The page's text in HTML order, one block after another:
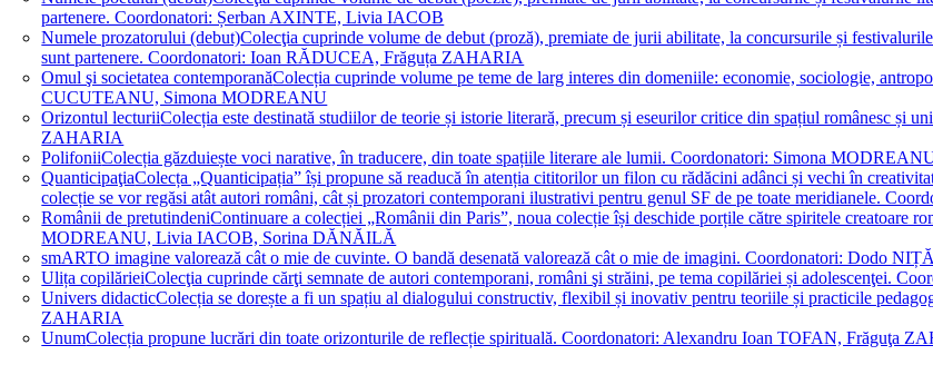
partenere. Coordonatori: Șerban AXINTE, Livia IACOB
Numele prozatorului (debut)Colecţia cuprinde volume de debut (proză), premiate de jurii abilitate, la concursurile și
sunt partenere. Coordonatori: Ioan RĂDUCEA, Frăguța ZAHARIA
Omul şi societatea contemporanăColecția cuprinde volume pe teme de larg interes din domeniile: economie, sociologie,
CUCUTEANU, Simona MODREANU
Orizontul lecturiiColecția este destinată studiilor de teorie și istorie literară, precum și eseurilor critice din spațiul românesc și
ZAHARIA
PolifoniiColecția găzduiește voci narative, în traducere, din toate spațiile literare ale lumii. Coordonatori: Simona
QuanticipaţiaColecța „Quanticipația” își propune să readucă în atenția cititorilor un filon cu rădăcini adânci și vechi în
colecție se vor regăsi atât autori români, cât și prozatori contemporani ilustrativi pentru genul SF de pe toate meridianele.
Românii de pretutindeniContinuare a colecției „Românii din Paris”, noua colecție își deschide porțile către spiritele creatoare
MODREANU, Livia IACOB, Sorina DĂNĂILĂ
smARTO imagine valorează cât o mie de cuvinte. O bandă desenată valorează cât o mie de imagini. Coordonatori: Dodo
Ulița copilărieiColecţia cuprinde cărţi semnate de autori contemporani, români şi străini, pe tema copilăriei și adolescenţei.
Univers didacticColecția se dorește a fi un spațiu al dialogului constructiv, flexibil și inovativ pentru teoriile și practicile
ZAHARIA
UnumColecția propune lucrări din toate orizonturile de reflecție spirituală. Coordonatori: Alexandru Ioan TOFAN, Frăguţa